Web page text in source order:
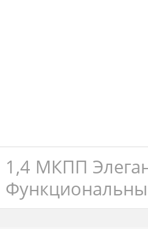
1,4 МКПП